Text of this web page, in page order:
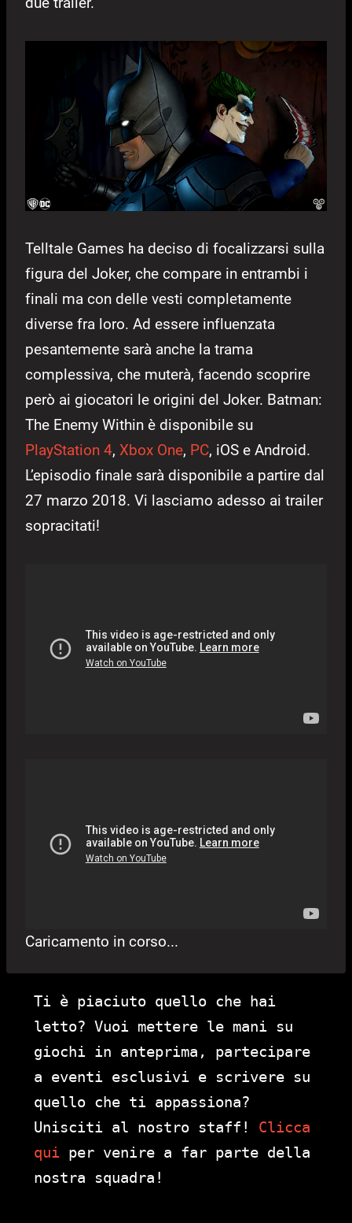
Telltale Games ha deciso di focalizzarsi sulla
figura del Joker, che compare in entrambi i
finali ma con delle vesti completamente
diverse fra loro. Ad essere influenzata
pesantemente sarà anche la trama
complessiva, che muterà, facendo scoprire
però ai giocatori le origini del Joker. Batman:
The Enemy Within è disponibile su
PlayStation 4, Xbox One, PC, iOS e Android.
L’episodio finale sarà disponibile a partire dal
27 marzo 2018. Vi lasciamo adesso ai trailer
sopracitati!
Caricamento in corso...
Ti è piaciuto quello che hai
letto? Vuoi mettere le mani su
giochi in anteprima, partecipare
a eventi esclusivi e scrivere su
quello che ti appassiona?
Unisciti al nostro staff! Clicca
qui per venire a far parte della
nostra squadra!